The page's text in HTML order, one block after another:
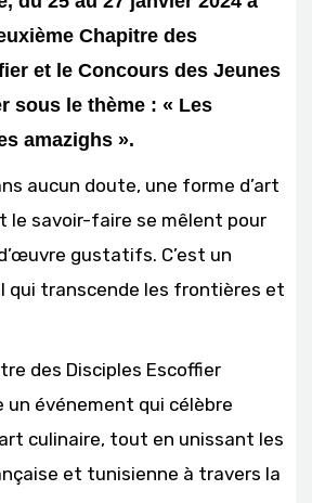
Chapitre des
et le Concours des Jeunes
sous le thème : « Les
amazighs ».
aucun doute, une forme d’art
le savoir-faire se mêlent pour
gustatifs. C’est un
qui transcende les frontières et
des Disciples Escoffier
événement qui célèbre
culinaire, tout en unissant les
et tunisienne à travers la